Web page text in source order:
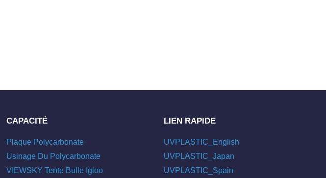
CAPACITÉ
Plaque Polycarbonate
Usinage Du Polycarbonate
VIEWSKY Tente Bulle Igloo
LIEN RAPIDE
UVPLASTIC_English
UVPLASTIC_Japan
UVPLASTIC_Spain